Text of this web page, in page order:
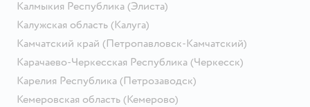
Калмыкия Республика (Элиста)
Калужская область (Калуга)
Камчатский край (Петропавловск-Камчатский)
Карачаево-Черкесская Республика (Черкесск)
Карелия Республика (Петрозаводск)
Кемеровская область (Кемерово)